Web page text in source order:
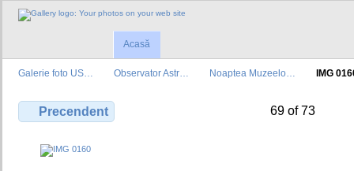
Acasă
Galerie foto US… Observator Astr… Noaptea Muzeelo… IMG
Precendent 69 of 73